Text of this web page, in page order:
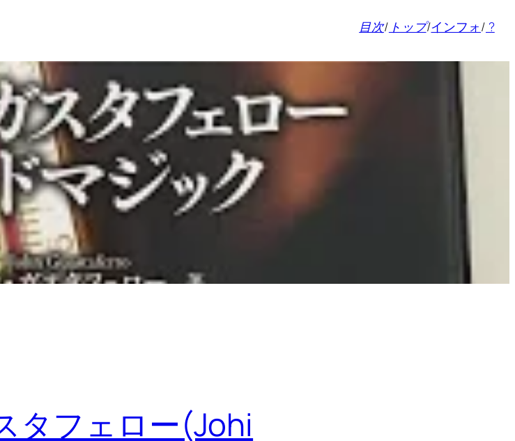
目次/ トップ/インフォ/ ?
タフェロー(Johi